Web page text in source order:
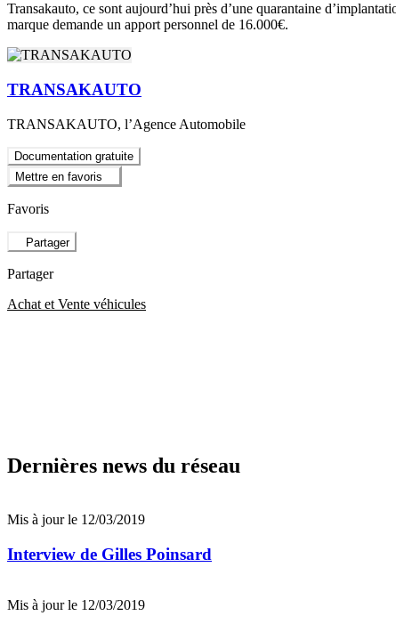
Transakauto, ce sont aujourd’hui près d’une quarantaine
marque demande un apport personnel de 16.000€.
TRANSAKAUTO
TRANSAKAUTO, l’Agence Automobile
Documentation gratuite
Mettre en favoris
Favoris
Partager
Partager
Achat et Vente véhicules
Dernières news du réseau
Mis à jour le 12/03/2019
Interview de Gilles Poinsard
Mis à jour le 12/03/2019